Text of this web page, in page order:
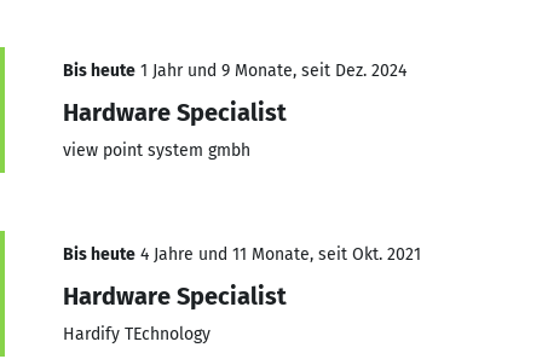
Bis heute 1 Jahr und 9 Monate, seit Dez. 2024
Hardware Specialist
view point system gmbh
Bis heute 4 Jahre und 11 Monate, seit Okt. 2021
Hardware Specialist
Hardify TEchnology